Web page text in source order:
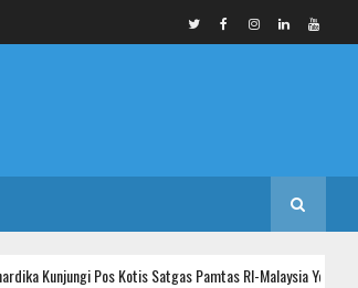
Pos Kotis Satgas Pamtas RI-Malaysia Yonarmed 19/